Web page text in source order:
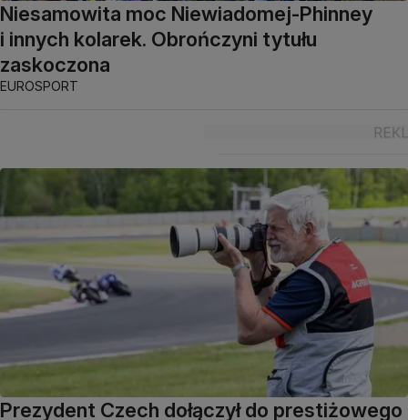
Niesamowita moc Niewiadomej-Phinney
i innych kolarek. Obrończyni tytułu
zaskoczona
EUROSPORT
Prezydent Czech dołączył do prestiżowego